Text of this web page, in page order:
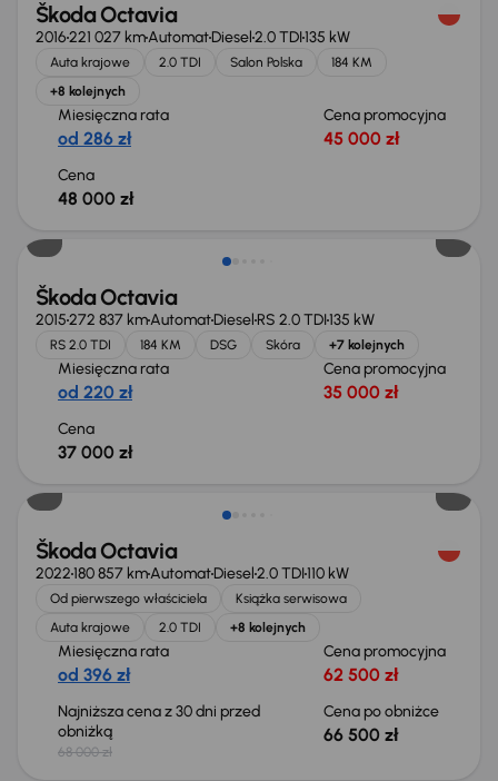
Škoda Octavia
2016221 027 kmAutomatDiesel2.0 TDI135 kW
Auta krajowe 2.0 TDI Salon Polska
184 KM
+8 kolejnych
Miesięczna rata
od 286 zł
Cena promocyjna
45 000 zł
Cena
48 000 zł
Škoda Octavia
2015272 837 kmAutomatDiesel RS 2.0 TDI135 kW
RS 2.0 TDI 184 KM DSG Skóra +7 kolejnych
Miesięczna rata
od 220 zł
Cena promocyjna
35 000 zł
Cena
37 000 zł
Škoda Octavia
2022180 857 kmAutomatDiesel2.0 TDI110 kW
Od pierwszego właściciela
Książka serwisowa
Auta krajowe
2.0 TDI +8 kolejnych
Miesięczna rata
od 396 zł
Cena promocyjna
62 500 zł
Najniższa cena z 30 dni przed
obniżką
68 000 zł
Cena po obniżce
66 500 zł
Taniej o 1 000 zł